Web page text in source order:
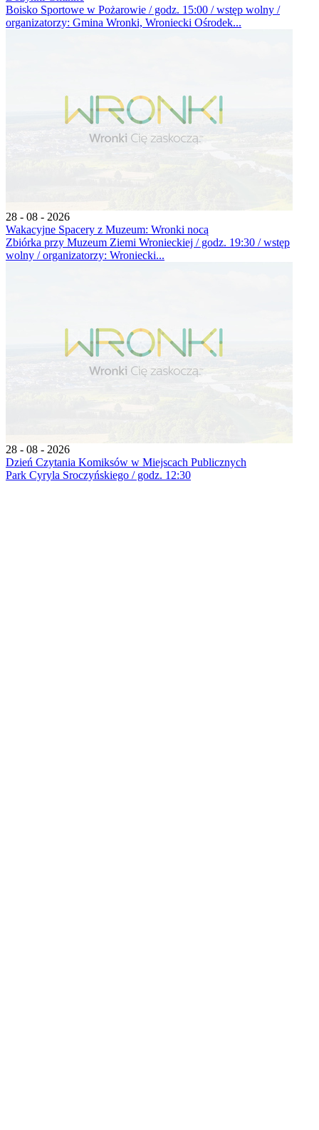
Boisko Sportowe w Pożarowie / godz. 15:00 / wstęp wolny /
organizatorzy: Gmina Wronki, Wroniecki Ośrodek...
28 - 08 - 2026
Wakacyjne Spacery z Muzeum: Wronki nocą
Zbiórka przy Muzeum Ziemi Wronieckiej / godz. 19:30 / wstęp
wolny / organizatorzy: Wroniecki...
28 - 08 - 2026
Dzień Czytania Komiksów w Miejscach Publicznych
Park Cyryla Sroczyńskiego / godz. 12:30